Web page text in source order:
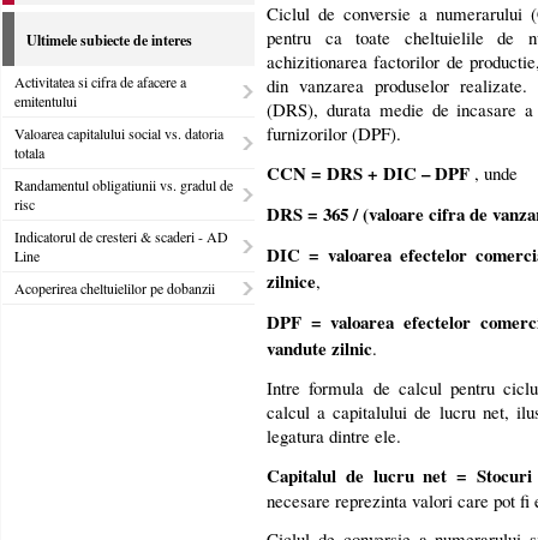
Ultimele subiecte de interes
Activitatea si cifra de afacere a
emitentului
Valoarea capitalului social vs. datoria
totala
Randamentul obligatiunii vs. gradul de
risc
Indicatorul de cresteri & scaderi - AD
Line
Acoperirea cheltuielilor pe dobanzii
Ciclul de conversie a numerarului
pentru ca toate cheltuielile de
achizitionarea factorilor de
din vanzarea produselor
(DRS), durata medie de incasare
furnizorilor (DPF).
CCN = DRS + DIC – DPF , unde
DRS = 365 / (valoare cifra de
DIC = valoarea efectelor
zilnice,
DPF = valoarea efectelor
vandute zilnic.
Intre formula de calcul pentru
calcul a capitalului de lucru net,
legatura dintre ele.
Capitalul de lucru net =
necesare reprezinta valori care pot